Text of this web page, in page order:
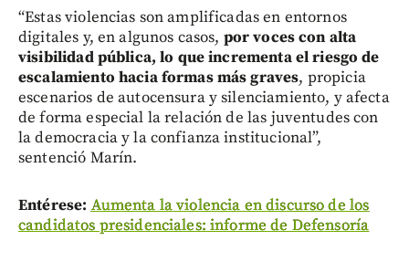
“Estas violencias son amplificadas en entornos
digitales y, en algunos casos, por voces con alta
visibilidad pública, lo que incrementa el riesgo de
escalamiento hacia formas más graves, propicia
escenarios de autocensura y silenciamiento, y afecta
de forma especial la relación de las juventudes con
la democracia y la confianza institucional”,
sentenció Marín.
Entérese: Aumenta la violencia en discurso de los
candidatos presidenciales: informe de Defensoría